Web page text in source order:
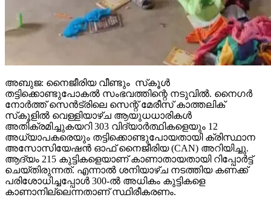
അബുജ: നൈജീരിയ വീണ്ടും സ്‌കൂള്‍
തട്ടിക്കൊണ്ടുപോകല്‍ സംഭവത്തിന്റെ നടുവില്‍. നൈഗര്‍
നോര്‍ത്ത് സെന്‍ട്രിലെ സെന്റ് മേരീസ് കാത്തലിക്
സ്‌കൂളില്‍ വെള്ളിയാഴ്ച ആയുധധാരികള്‍
അതിക്രമിച്ചുകയറി 303 വിദ്യാര്‍ത്ഥികളെയും 12
അധ്യാപകരെയും തട്ടിക്കൊണ്ടുപോയതായി ക്രിസ്ഥാന
അസോസിയേഷന്‍ ഓഫ് നൈജീരിയ (CAN) അറിയിച്ചു.
ആദ്യം 215 കുട്ടികളെയാണ് കാണാതായതായി റിപ്പോര്‍ട്ട്
ചെയ്തിരുന്നത്. എന്നാല്‍ ശനിയാഴ്ച നടത്തിയ കണക്ക്
പരിശോധിച്ചപ്പോള്‍ 300-ല്‍ അധികം കുട്ടികളെ
കാണാനില്ലെന്നതാണ് സ്ഥിരീകരണം.